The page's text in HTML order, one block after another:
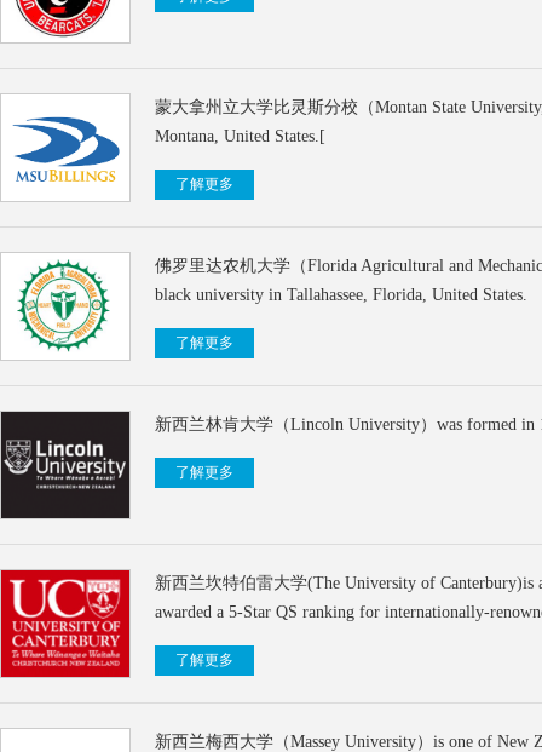
蒙大拿州立大学比灵斯分校（Montan State
Montana, United States.[
了解更多
佛罗里达农机大学（Florida Agricultural and
black university in Tallahassee, Florida, United States.
了解更多
新西兰林肯大学（Lincoln University）was formed in
了解更多
新西兰坎特伯雷大学(The University of Canterbury)is
awarded a 5-Star QS ranking for internationally-
了解更多
新西兰梅西大学（Massey University）is one of New